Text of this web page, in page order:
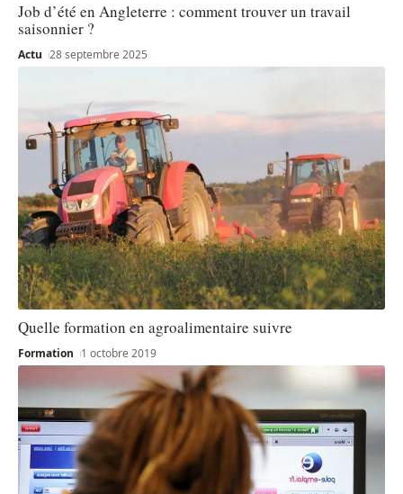
Job d’été en Angleterre : comment trouver un travail
saisonnier ?
Actu 28 septembre 2025
Quelle formation en agroalimentaire suivre
Formation 1 octobre 2019